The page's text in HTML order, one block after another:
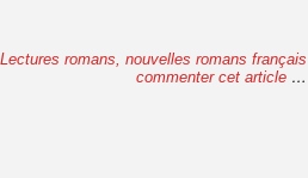
Lectures romans, nouvelles romans français
commenter cet article …